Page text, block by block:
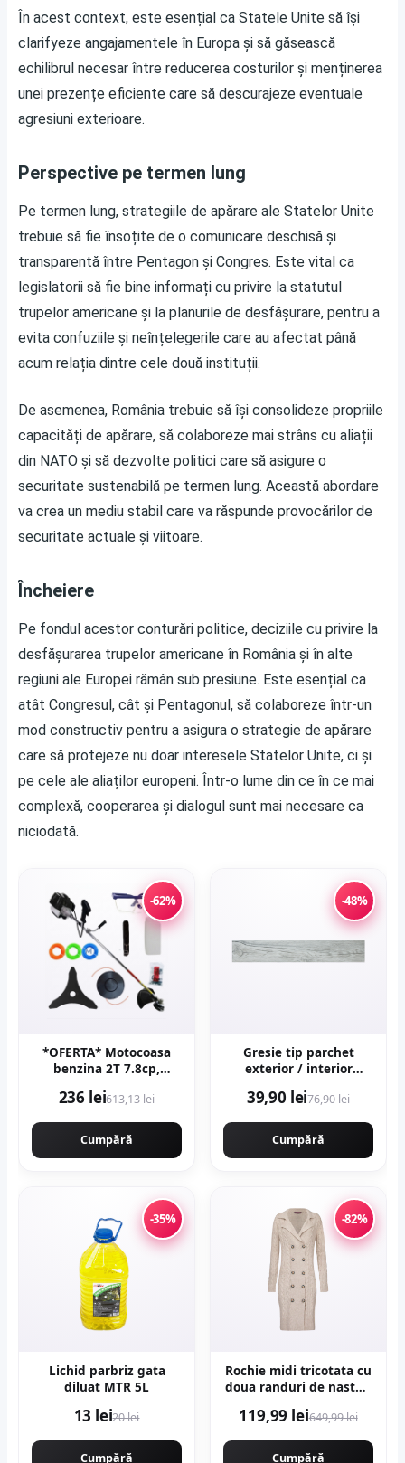
În acest context, este esențial ca Statele Unite să își
clarifyeze angajamentele în Europa și să găsească
echilibrul necesar între reducerea costurilor și menținerea
unei prezențe eficiente care să descurajeze eventuale
agresiuni exterioare.
Perspective pe termen lung
Pe termen lung, strategiile de apărare ale Statelor Unite
trebuie să fie însoțite de o comunicare deschisă și
transparentă între Pentagon și Congres. Este vital ca
legislatorii să fie bine informați cu privire la statutul
trupelor americane și la planurile de desfășurare, pentru a
evita confuziile și neînțelegerile care au afectat până
acum relația dintre cele două instituții.
De asemenea, România trebuie să își consolideze propriile
capacități de apărare, să colaboreze mai strâns cu aliații
din NATO și să dezvolte politici care să asigure o
securitate sustenabilă pe termen lung. Această abordare
va crea un mediu stabil care va răspunde provocărilor de
securitate actuale și viitoare.
Încheiere
Pe fondul acestor conturări politice, deciziile cu privire la
desfășurarea trupelor americane în România și în alte
regiuni ale Europei rămân sub presiune. Este esențial ca
atât Congresul, cât și Pentagonul, să colaboreze într-un
mod constructiv pentru a asigura o strategie de apărare
care să protejeze nu doar interesele Statelor Unite, ci și
pe cele ale aliaților europeni. Într-o lume din ce în ce mai
complexă, cooperarea și dialogul sunt mai necesare ca
niciodată.
-62%
*OFERTA* Motocoasa
benzina 2T 7.8cp,
accesorii incluse,
236 lei613,13 lei
Cumpără
-48%
Gresie tip parchet
exterior / interior
mata portelanata
39,90 lei76,90 lei
Cumpără
-35%
Lichid parbriz gata
diluat MTR 5L
13 lei20 lei
Cumpără
-82%
Rochie midi tricotata cu
doua randuri de nasturi
119,99 lei649,99 lei
Cumpără